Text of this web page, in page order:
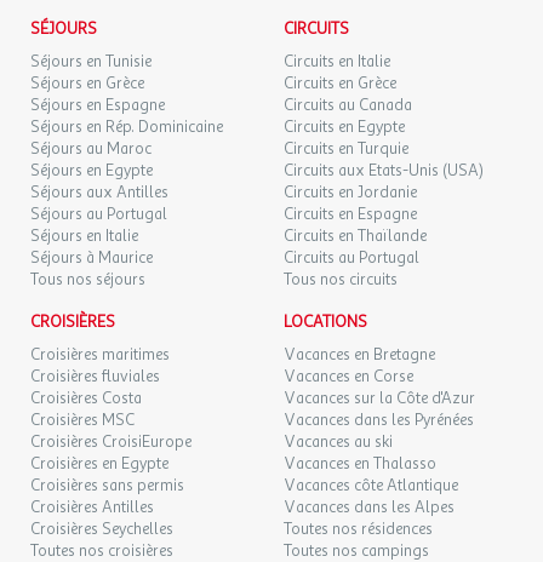
SÉJOURS
Séjours en Tunisie
Séjours en Grèce
Séjours en Espagne
Séjours en Rép. Dominicaine
Séjours au Maroc
Séjours en Egypte
Séjours aux Antilles
Séjours au Portugal
Séjours en Italie
Séjours à Maurice
Tous nos séjours
CIRCUITS
Circuits en Italie
Circuits en Grèce
Circuits au Canada
Circuits en Egypte
Circuits en Turquie
Circuits aux Etats-Unis (USA)
Circuits en Jordanie
Circuits en Espagne
Circuits en Thaïlande
Circuits au Portugal
Tous nos circuits
CROISIÈRES
Croisières maritimes
Croisières fluviales
Croisières Costa
Croisières MSC
Croisières CroisiEurope
Croisières en Egypte
Croisières sans permis
Croisières Antilles
Croisières Seychelles
Toutes nos croisières
LOCATIONS
Vacances en Bretagne
Vacances en Corse
Vacances sur la Côte d'Azur
Vacances dans les Pyrénées
Vacances au ski
Vacances en Thalasso
Vacances côte Atlantique
Vacances dans les Alpes
Toutes nos résidences
Toutes nos campings